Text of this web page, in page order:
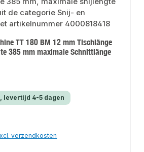
TT 180 BM 12 mm Tischlänge
385 mm maximale Schnittlänge
levertijd 4-5 dagen
verzendkosten